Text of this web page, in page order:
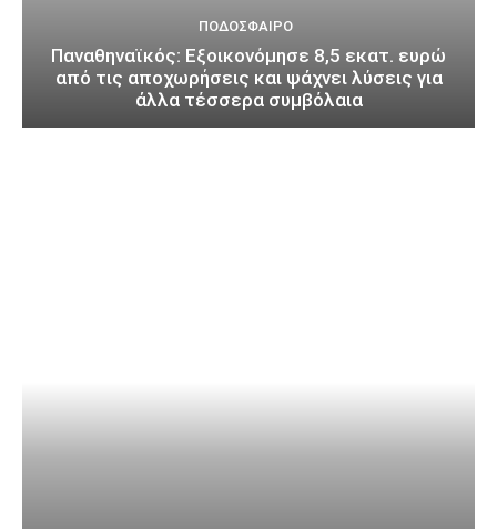
ΠΟΔΌΣΦΑΙΡΟ
Παναθηναϊκός: Εξοικονόμησε 8,5 εκατ. ευρώ
από τις αποχωρήσεις και ψάχνει λύσεις για
άλλα τέσσερα συμβόλαια